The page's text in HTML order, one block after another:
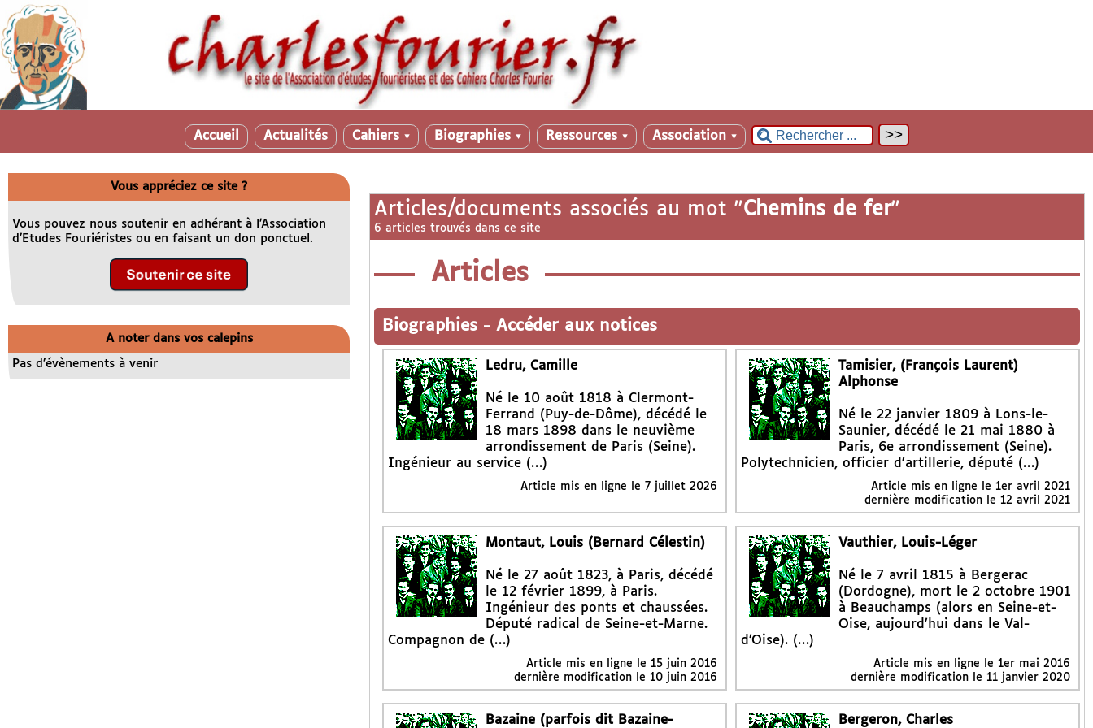
Accueil Actualités Cahiers ▼ Biographies ▼ Ressources ▼ Association ▼
Articles/documents associés au mot "Chemins de fer"
6 articles trouvés dans ce site
Articles
Biographies - Accéder aux notices
Ledru, Camille
Né le 10 août 1818 à Clermont-
Ferrand (Puy-de-Dôme), décédé le
18 mars 1898 dans le neuvième
arrondissement de Paris (Seine).
Ingénieur au service (…)
Article mis en ligne le 7 juillet 2026
Tamisier, (François Laurent)
Alphonse
Né le 22 janvier 1809 à Lons-le-
Saunier, décédé le 21 mai 1880 à
Paris, 6e arrondissement (Seine).
Polytechnicien, officier d’artillerie, député (…)
Article mis en ligne le1er avril 2021
dernière modification le 12 avril 2021
Montaut, Louis (Bernard Célestin)
Né le 27 août 1823, à Paris, décédé
le 12 février 1899, à Paris.
Ingénieur des ponts et chaussées.
Député radical de Seine-et-Marne.
Compagnon de (…)
Article mis en ligne le 15 juin 2016
dernière modification le 10 juin 2016
Vauthier, Louis-Léger
Né le 7 avril 1815 à Bergerac
(Dordogne), mort le 2 octobre 1901
à Beauchamps (alors en Seine-et-
Oise, aujourd’hui dans le Val-
d’Oise). (…)
Article mis en ligne le1er mai 2016
dernière modification le 11 janvier 2020
Bazaine (parfois dit Bazaine- Bergeron, Charles
Vous appréciez ce site ?
Vous pouvez nous soutenir en adhérant à l’Association
d’Etudes Fouriéristes ou en faisant un don ponctuel.
A noter dans vos calepins
Pas d’évènements à venir